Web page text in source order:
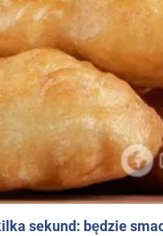
sekund: będzie